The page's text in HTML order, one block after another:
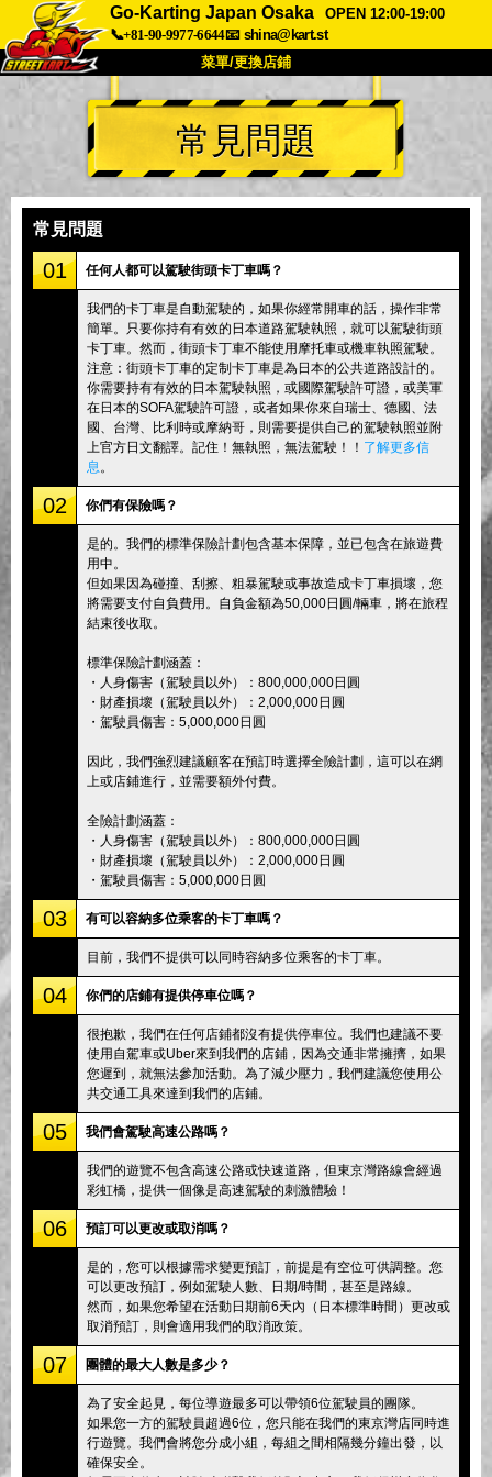
Go-Karting Japan Osaka
OPEN 12:00-19:00
📞+81-90-9977-6644📧 shina@kart.st
菜單/更換店鋪
首頁
關於 規格 價格
顧客聲音
公司
更換店鋪
東京 品川 #1 東京 秋葉原 #1
東京 秋葉原 #2 東京 澀谷
東京 澀谷附店 東京灣
東京 淺草 大阪
沖繩
常見問題
常見問題
01 任何人都可以駕駛街頭卡丁車嗎？
我們的卡丁車是自動駕駛的，如果你經常開車的話，操作非常
簡單。只要你持有有效的日本道路駕駛執照，就可以駕駛街頭
卡丁車。然而，街頭卡丁車不能使用摩托車或機車執照駕駛。
注意：街頭卡丁車的定制卡丁車是為日本的公共道路設計的。
你需要持有有效的日本駕駛執照，或國際駕駛許可證，或美軍
在日本的SOFA駕駛許可證，或者如果你來自瑞士、德國、法
國、台灣、比利時或摩納哥，則需要提供自己的駕駛執照並附
上官方日文翻譯。記住！無執照，無法駕駛！！ 了解更多信
息 。
02 你們有保險嗎？
是的。我們的標準保險計劃包含基本保障，並已包含在旅遊費
用中。
但如果因為碰撞、刮擦、粗暴駕駛或事故造成卡丁車損壞，您
將需要支付自負費用。自負金額為50,000日圓/輛車，將在旅程
結束後收取。
標準保險計劃涵蓋：
・人身傷害（駕駛員以外）：800,000,000日圓
・財產損壞（駕駛員以外）：2,000,000日圓
・駕駛員傷害：5,000,000日圓
因此，我們強烈建議顧客在預訂時選擇全險計劃，這可以在網
上或店鋪進行，並需要額外付費。
全險計劃涵蓋：
・人身傷害（駕駛員以外）：800,000,000日圓
・財產損壞（駕駛員以外）：2,000,000日圓
・駕駛員傷害：5,000,000日圓
03 有可以容納多位乘客的卡丁車嗎？
目前，我們不提供可以同時容納多位乘客的卡丁車。
04 你們的店鋪有提供停車位嗎？
很抱歉，我們在任何店鋪都沒有提供停車位。我們也建議不要
使用自駕車或Uber來到我們的店鋪，因為交通非常擁擠，如果
您遲到，就無法參加活動。為了減少壓力，我們建議您使用公
共交通工具來達到我們的店鋪。
05 我們會駕駛高速公路嗎？
我們的遊覽不包含高速公路或快速道路，但東京灣路線會經過
彩虹橋，提供一個像是高速駕駛的刺激體驗！
06 預訂可以更改或取消嗎？
是的，您可以根據需求變更預訂，前提是有空位可供調整。您
可以更改預訂，例如駕駛人數、日期/時間，甚至是路線。
然而，如果您希望在活動日期前6天內（日本標準時間）更改或
取消預訂，則會適用我們的取消政策。
07 團體的最大人數是多少？
為了安全起見，每位導遊最多可以帶領6位駕駛員的團隊。
如果您一方的駕駛員超過6位，您只能在我們的東京灣店同時進
行遊覽。我們會將您分成小組，每組之間相隔幾分鐘出發，以
確保安全。